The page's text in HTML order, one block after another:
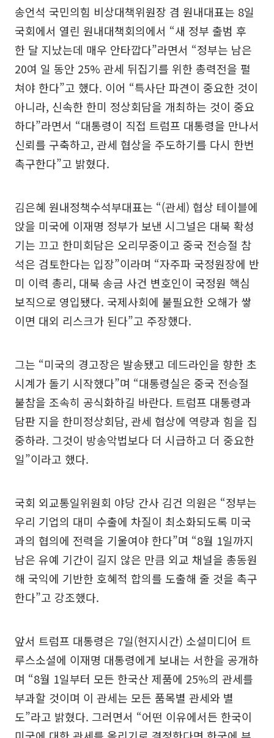
송언석 국민의힘 비상대책위원장 겸 원내대표는 8일
국회에서 열린 원내대책회의에서 “새 정부 출범 후
한 달 지났는데 매우 안타깝다”라면서 “정부는 남은
20여 일 동안 25% 관세 뒤집기를 위한 총력전을 펼
쳐야 한다”고 했다. 이어 “특사단 파견이 중요한 것이
아니라, 신속한 한미 정상회담을 개최하는 것이 중요
하다”라면서 “대통령이 직접 트럼프 대통령을 만나서
신뢰를 구축하고, 관세 협상을 주도하기를 다시 한번
촉구한다”고 밝혔다.
김은혜 원내정책수석부대표는 “(관세) 협상 테이블에
앉을 미국에 이재명 정부가 보낸 시그널은 대북 확성
기는 끄고 한미회담은 오리무중이고 중국 전승절 참
석은 검토한다는 입장”이라며 “자주파 국정원장에 반
미 이력 총리, 대북 송금 사건 변호인이 국정원 핵심
보직으로 영입됐다. 국제사회에 불필요한 오해가 쌓
이면 대외 리스크가 된다”고 주장했다.
그는 “미국의 경고장은 발송됐고 데드라인을 향한 초
시계가 돌기 시작했다”며 “대통령실은 중국 전승절
불참을 조속히 공식화하길 바란다. 트럼프 대통령과
담판 지을 한미정상회담, 관세 협상에 역량과 힘을 집
중하라. 그것이 방송악법보다 더 시급하고 더 중요한
일”이라고 했다.
국회 외교통일위원회 야당 간사 김건 의원은 “정부는
우리 기업의 대미 수출에 차질이 최소화되도록 미국
과의 협의에 전력을 기울여야 한다”며 “8월 1일까지
남은 유예 기간이 길지 않은 만큼 외교 채널을 총동원
해 국익에 기반한 호혜적 합의를 도출해 줄 것을 촉구
한다”고 강조했다.
앞서 트럼프 대통령은 7일(현지시간) 소셜미디어 트
루스소셜에 이재명 대통령에게 보내는 서한을 공개하
며 “8월 1일부터 모든 한국산 제품에 25%의 관세를
부과할 것이며 이 관세는 모든 품목별 관세와 별
도”라고 밝혔다. 그러면서 “어떤 이유에서든 한국이